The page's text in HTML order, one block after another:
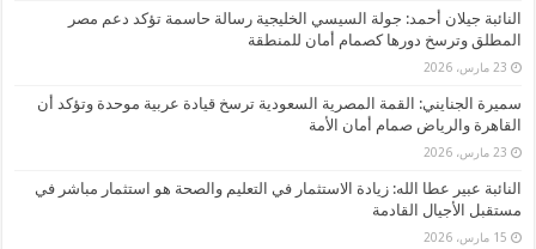
النائبة جيلان أحمد: جولة السيسي الخليجية رسالة حاسمة تؤكد دعم مصر
المطلق وترسخ دورها كصمام أمان للمنطقة
23 مارس، 2026
سميرة الجنايني: القمة المصرية السعودية ترسخ قيادة عربية موحدة وتؤكد أن
القاهرة والرياض صمام أمان الأمة
23 مارس، 2026
النائبة عبير عطا الله: زيادة الاستثمار في التعليم والصحة هو استثمار مباشر في
مستقبل الأجيال القادمة
15 مارس، 2026